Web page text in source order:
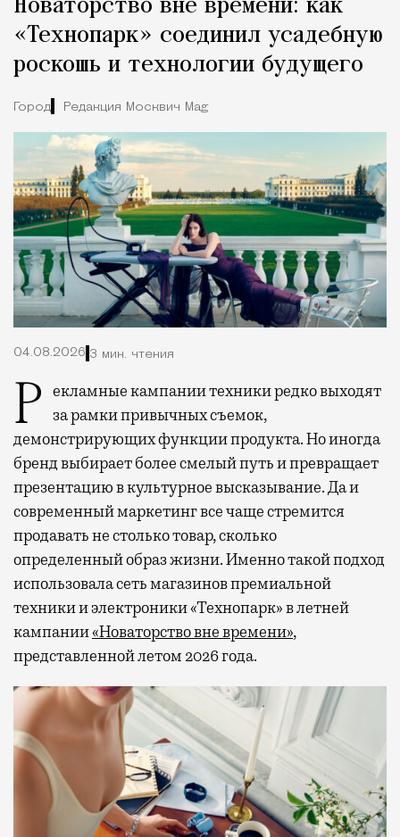
Новаторство вне времени: как
«Технопарк» соединил усадебную
роскошь и технологии будущего
Город Редакция Москвич Mag
04.08.2026 3 мин. чтения
Рекламные кампании техники редко выходят
за рамки привычных съемок,
демонстрирующих функции продукта. Но иногда
бренд выбирает более смелый путь и превращает
презентацию в культурное высказывание. Да и
современный маркетинг все чаще стремится
продавать не столько товар, сколько
определенный образ жизни. Именно такой подход
использовала сеть магазинов премиальной
техники и электроники «Технопарк» в летней
кампании«Новаторство вне времени»,
представленной летом 2026 года.